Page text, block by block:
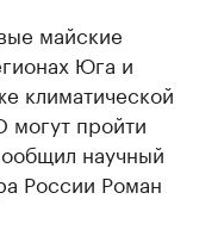
майские
Юга и
климатической
пройти
научный
России Роман